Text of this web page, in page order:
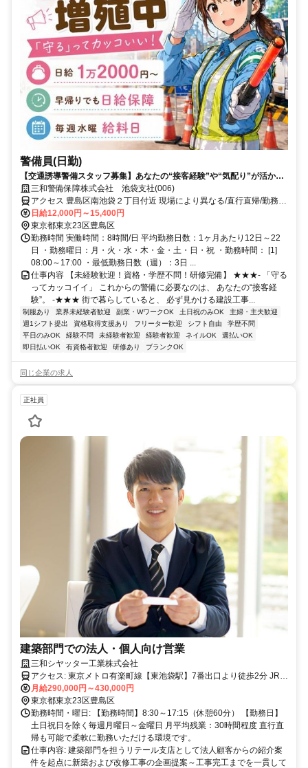
警備員(日勤)
【交通誘導警備スタッフ募集】あなたの“接客経験”や“気配り”が活かせ
ます！
三和警備保障株式会社 池袋支社(006)
アクセス 豊島区南池袋２丁目付近 現場により異なる/直行直帰/勤務地
相談可 ■電話面接■来社不要■即日勤務
日給12,000円～15,400円
東京都東京23区豊島区
勤務時間 実働時間：8時間/日 平均勤務日数：1ヶ月あたり12日～22
日 ・勤務曜日：月・火・水・木・金・土・日・祝 ・勤務時間： [1]
08:00～17:00 ・最低勤務日数（週）：3日 ...
仕事内容 【未経験歓迎！資格・学歴不問！研修完備】 ★★★- 「守る
ってカッコイイ」 これからの警備に必要なのは、 あなたの“接客経
験”。 -★★★ 街で暮らしていると、 必ず見かける建設工事...
制服あり 業界未経験者歓迎 副業・WワークOK 土日祝のみOK
主婦・主夫歓迎
週1シフト提出
資格取得支援あり フリーター歓迎 シフト自由
学歴不問
平日のみOK
経験不問 未経験者歓迎 経験者歓迎 ネイルOK
週払いOK
即日払いOK
有資格者歓迎 研修あり ブランクOK
同じ企業の求人
正社員
建築部門での法人・個人向け営業
三和シヤッター工業株式会社
アクセス: 東京メトロ有楽町線【東池袋駅】7番出口より徒歩2分 JR山
手線・埼京線【池袋駅】東口より徒歩10分
月給290,000円～430,000円
東京都東京23区豊島区
勤務時間・曜日: 【勤務時間】8:30～17:15（休憩60分） 【勤務日】
土日祝日を除く毎週月曜日～金曜日 月平均残業：30時間程度 直行直
帰も可能で柔軟に勤務いただける環境です。
仕事内容: 建築部門を担うリテール支店として法人顧客からの紹介案
件を起点に新築および改修工事の企画提案～工事完工までを一貫して